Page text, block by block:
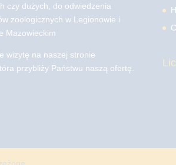
czy dużych, do odwiedzenia
zoologicznych w Legionowie i
Mazowieckim
wizytę na naszej stronie
przybliży Państwu naszą ofertę.